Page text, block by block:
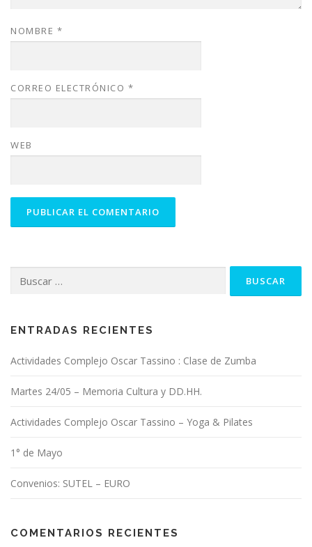
NOMBRE *
CORREO ELECTRÓNICO *
WEB
ENTRADAS RECIENTES
Actividades Complejo Oscar Tassino : Clase de Zumba
Martes 24/05 – Memoria Cultura y DD.HH.
Actividades Complejo Oscar Tassino – Yoga & Pilates
1° de Mayo
Convenios: SUTEL – EURO
COMENTARIOS RECIENTES